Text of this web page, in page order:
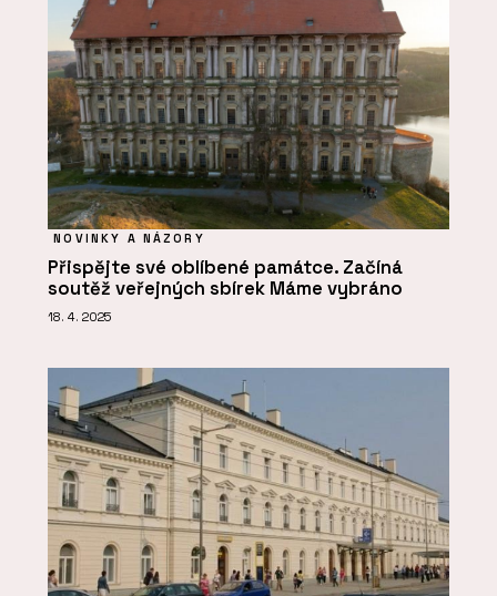
NOVINKY A NÁZORY
Přispějte své oblíbené památce. Začíná
soutěž veřejných sbírek Máme vybráno
18. 4. 2025